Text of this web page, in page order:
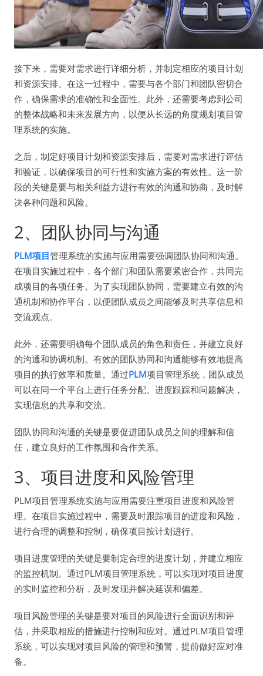
接下来，需要对需求进行详细分析，并制定相应的项目计划
和资源安排。在这一过程中，需要与各个部门和团队密切合
作，确保需求的准确性和全面性。此外，还需要考虑到公司
的整体战略和未来发展方向，以便从长远的角度规划项目管
理系统的实施。
之后，制定好项目计划和资源安排后，需要对需求进行评估
和验证，以确保项目的可行性和实施方案的有效性。这一阶
段的关键是要与相关利益方进行有效的沟通和协商，及时解
决各种问题和风险。
2、团队协同与沟通
PLM项目管理系统的实施与应用需要强调团队协同和沟通。
在项目实施过程中，各个部门和团队需要紧密合作，共同完
成项目的各项任务。为了实现团队协同，需要建立有效的沟
通机制和协作平台，以便团队成员之间能够及时共享信息和
交流观点。
此外，还需要明确每个团队成员的角色和责任，并建立良好
的沟通和协调机制。有效的团队协同和沟通能够有效地提高
项目的执行效率和质量。通过PLM项目管理系统，团队成员
可以在同一个平台上进行任务分配、进度跟踪和问题解决，
实现信息的共享和交流。
团队协同和沟通的关键是要促进团队成员之间的理解和信
任，建立良好的工作氛围和合作关系。
3、项目进度和风险管理
PLM项目管理系统实施与应用需要注重项目进度和风险管
理。在项目实施过程中，需要及时跟踪项目的进度和风险，
进行合理的调整和控制，确保项目按计划进行。
项目进度管理的关键是要制定合理的进度计划，并建立相应
的监控机制。通过PLM项目管理系统，可以实现对项目进度
的实时监控和分析，及时发现并解决延误和偏差。
项目风险管理的关键是要对项目的风险进行全面识别和评
估，并采取相应的措施进行控制和应对。通过PLM项目管理
系统，可以实现对项目风险的管理和预警，提前做好应对准
备。